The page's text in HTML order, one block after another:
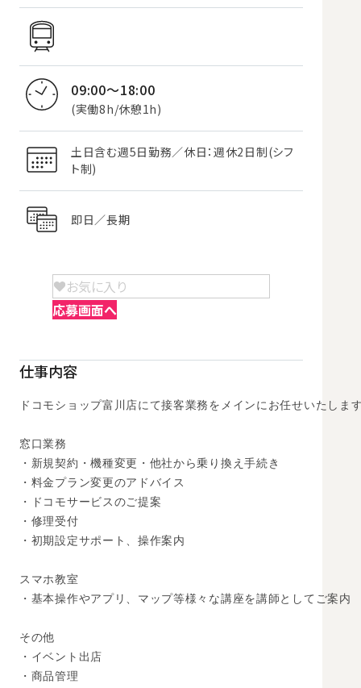
09:00～18:00
(実働8h/休憩1h)
土日含む週5日勤務／休日：週休2日制(シフ
ト制)
即日／長期
お気に入り
応募画面へ
仕事内容
ドコモショップ富川店にて接客業務をメインにお任せいたしま
窓口業務
・新規契約・機種変更・他社から乗り換え手続き
・料金プラン変更のアドバイス
・ドコモサービスのご提案
・修理受付
・初期設定サポート、操作案内
スマホ教室
・基本操作やアプリ、マップ等様々な講座を講師としてご案内
その他
・イベント出店
・商品管理